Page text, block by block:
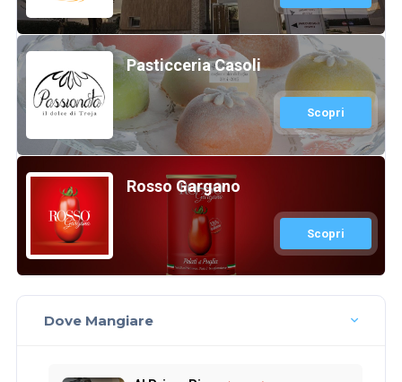
Pasticceria Casoli
Scopri
Rosso Gargano
Scopri
Dove Mangiare